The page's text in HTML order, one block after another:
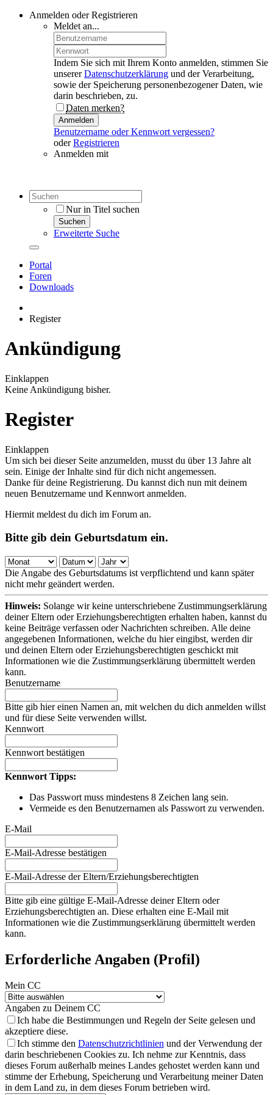
Anmelden oder Registrieren
Meldet an...
Indem Sie sich mit Ihrem Konto anmelden, stimmen Sie
unsererDatenschutzerklärung und der Verarbeitung,
sowie der Speicherung personenbezogener Daten, wie
darin beschrieben, zu.
Daten merken?
Anmelden
Benutzername oder Kennwort vergessen?
oderRegistrieren
Anmelden mit
Nur in Titel suchen
Suchen
Erweiterte Suche
Portal
Foren
Downloads
Register
Ankündigung
Einklappen
Keine Ankündigung bisher.
Register
Einklappen
Um sich bei dieser Seite anzumelden, musst du über 13 Jahre alt
sein. Einige der Inhalte sind für dich nicht angemessen.
Danke für deine Registrierung. Du kannst dich nun mit deinem
neuen Benutzername und Kennwort anmelden.
Hiermit meldest du dich im Forum an.
Bitte gib dein Geburtsdatum ein.
Die Angabe des Geburtsdatums ist verpflichtend und kann später
nicht mehr geändert werden.
Hinweis: Solange wir keine unterschriebene Zustimmungserklärung
deiner Eltern oder Erziehungsberechtigten erhalten haben, kannst du
keine Beiträge verfassen oder Nachrichten schreiben. Alle deine
angegebenen Informationen, welche du hier eingibst, werden dir
und deinen Eltern oder Erziehungsberechtigten geschickt mit
Informationen wie die Zustimmungserklärung übermittelt werden
kann.
Benutzername
Bitte gib hier einen Namen an, mit welchen du dich anmelden willst
und für diese Seite verwenden willst.
Kennwort
Kennwort bestätigen
Kennwort Tipps:
Das Passwort muss mindestens 8 Zeichen lang sein.
Vermeide es den Benutzernamen als Passwort zu verwenden.
E-Mail
E-Mail-Adresse bestätigen
E-Mail-Adresse der Eltern/Erziehungsberechtigten
Bitte gib eine gültige E-Mail-Adresse deiner Eltern oder
Erziehungsberechtigten an. Diese erhalten eine E-Mail mit
Informationen wie die Zustimmungserklärung übermittelt werden
kann.
Erforderliche Angaben (Profil)
Mein CC
Angaben zu Deinem CC
Ich habe die Bestimmungen und Regeln der Seite gelesen und
akzeptiere diese.
Ich stimme den Datenschutzrichtlinien und der Verwendung der
darin beschriebenen Cookies zu. Ich nehme zur Kenntnis, dass
dieses Forum außerhalb meines Landes gehostet werden kann und
stimme der Erhebung, Speicherung und Verarbeitung meiner Daten
in dem Land zu, in dem dieses Forum betrieben wird.